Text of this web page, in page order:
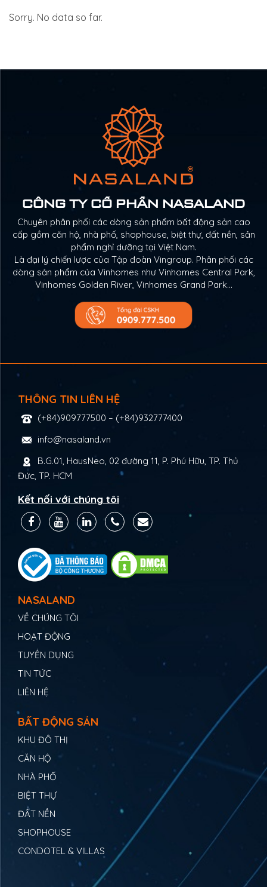
Sorry. No data so far.
CÔNG TY CỔ PHẦN NASALAND
Chuyên phân phối các dòng sản phẩm bất động sản cao
cấp gồm căn hộ, nhà phố, shophouse, biệt thự, đất nền, sản
phẩm nghỉ dưỡng tại Việt Nam.
Là đại lý chiến lược của Tập đoàn Vingroup. Phân phối các
dòng sản phẩm của Vinhomes như Vinhomes Central Park,
Vinhomes Golden River, Vinhomes Grand Park…
THÔNG TIN LIÊN HỆ
(+84)909777500 – (+84)932777400
info@nasaland.vn
B.G.01, HausNeo, 02 đường 11, P. Phú Hữu, TP. Thủ
Đức, TP. HCM
Kết nối với chúng tôi
NASALAND
VỀ CHÚNG TÔI
HOẠT ĐỘNG
TUYỂN DỤNG
TIN TỨC
LIÊN HỆ
BẤT ĐỘNG SẢN
KHU ĐÔ THỊ
CĂN HỘ
NHÀ PHỐ
BIỆT THỰ
ĐẤT NỀN
SHOPHOUSE
CONDOTEL & VILLAS